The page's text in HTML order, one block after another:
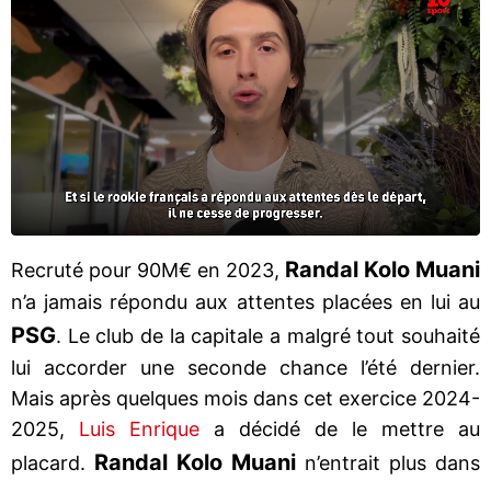
Recruté pour 90M€ en 2023, Randal Kolo Muani
n’a jamais répondu aux attentes placées en lui au
PSG. Le club de la capitale a malgré tout souhaité
lui accorder une seconde chance l’été dernier.
Mais après quelques mois dans cet exercice 2024-
2025, Luis Enrique a décidé de le mettre au
placard. Randal Kolo Muani n’entrait plus dans